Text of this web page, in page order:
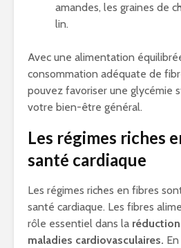
amandes, les graines de
lin.
Avec une alimentation
consommation adéquate de
pouvez favoriser une glycémie
votre bien-être général.
Les régimes riches
santé cardiaque
Les régimes riches en fibres
santé cardiaque. Les fibres
rôle essentiel dans la
maladies cardiovasculaires.